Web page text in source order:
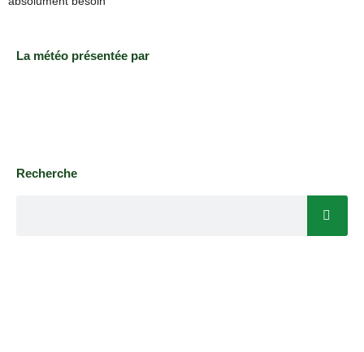
La météo présentée par
Recherche